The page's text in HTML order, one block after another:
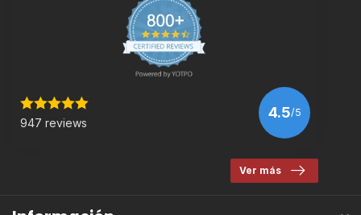
947 reviews
4.5/5
Ver más